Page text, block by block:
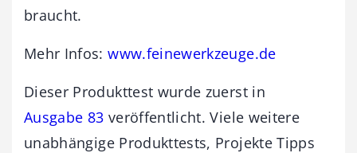
braucht.
Mehr Infos:www.feinewerkzeuge.de
Dieser Produkttest wurde zuerst in
Ausgabe 83 veröffentlicht. Viele weitere
unabhängige Produkttests, Projekte Tipps